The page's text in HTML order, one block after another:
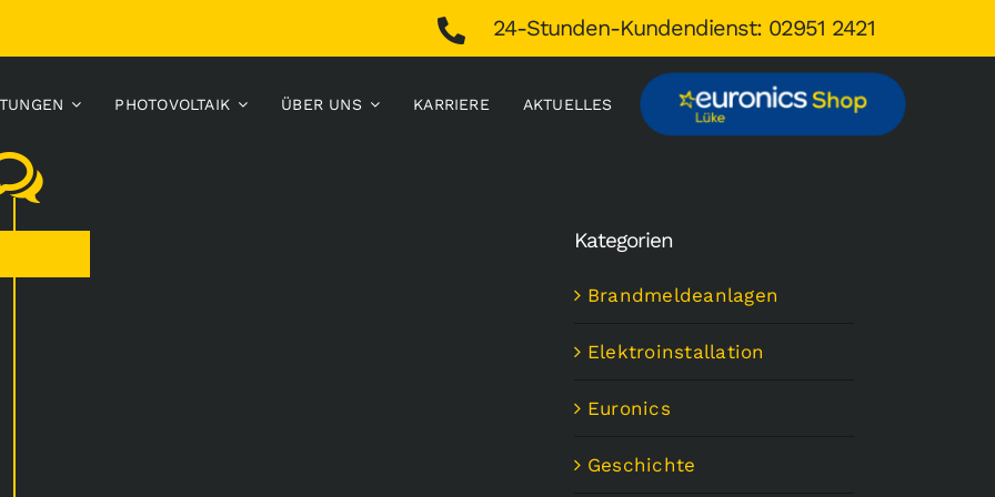
24-Stunden-Kundendienst: 02951 2421
PHOTOVOLTAIK ÜBER UNS KARRIERE AKTUELLES
Kategorien
Brandmeldeanlagen
Elektroinstallation
Euronics
Geschichte